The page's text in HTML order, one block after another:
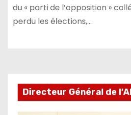
du « parti de l’opposition »
perdu les élections,…
Directeur Général de